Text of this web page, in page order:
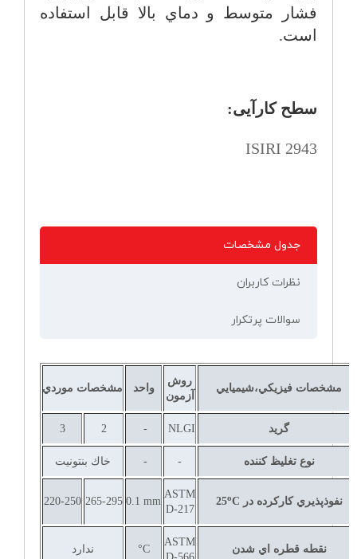
فشار متوسط و دماي بالا قابل استفاده
است.
سطح کارآیی:
ISIRI 2943
جدول مشخصات
نظرات کاربران
سوالات پرتکرار
مشخصات فيزيكي،شيميايي
روش
آزمون
واحد مشخصات موردي
گريد NLGI
-
2
3
نوع تغليظ كننده -
- خاك بنتونيت
نفوذپذيري كاركرده در 25oC
ASTM
D-217
0.1 mm
265-295
220-250
نقطه قطره اي شدن
ASTM
°C ندارد